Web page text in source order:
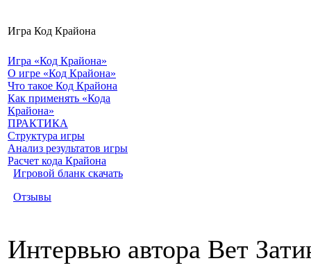
Игра Код Крайона
Игра «Код Крайона»
О игре «Код Крайона»
Что такое Код Крайона
Как применять «Кода
Крайона»
ПРАКТИКА
Структура игры
Анализ результатов игры
Расчет кода Крайона
Игровой бланк скачать
Отзывы
Интервью автора Вет